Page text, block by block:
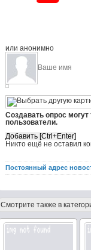
или анонимно
Создавать опрос
пользователи.
Никто ещё не оставил
Постоянный адрес
Смотрите также в